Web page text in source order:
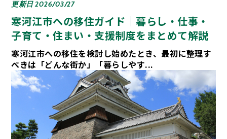
更新日 2026/03/27
寒河江市への移住ガイド｜暮らし・仕事・
子育て・住まい・支援制度をまとめて解説
寒河江市への移住を検討し始めたとき、最初に整理す
べきは「どんな街か」「暮らしやす...